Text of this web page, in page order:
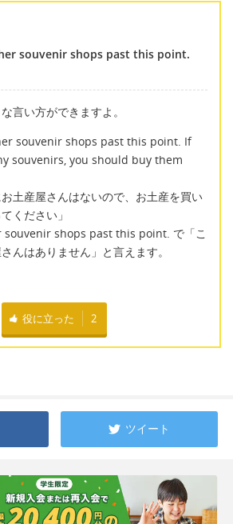
souvenir shops past this point.
言い方ができますよ。
souvenir shops past this point. If
souvenirs, you should buy them
お土産屋さんはないので、お土産を買い
ください」
shops past this point. で「こ
んはありません」と言えます。
役に立った 2
ツイート